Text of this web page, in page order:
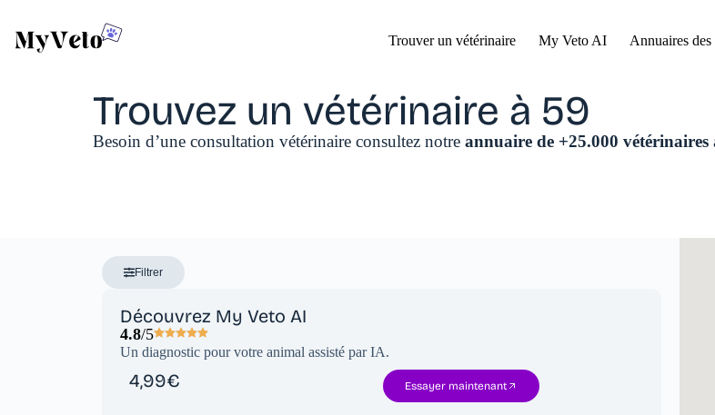
Trouver un vétérinaire My Veto AI Annuaires des
Trouvez un vétérinaire à 59
Besoin d’une consultation vétérinaire consultez notre annuaire de +25.000 vétérinaires
Filtrer
Découvrez My Veto AI
4.8/5
Un diagnostic pour votre animal assisté par IA.
4,99€ Essayer maintenant